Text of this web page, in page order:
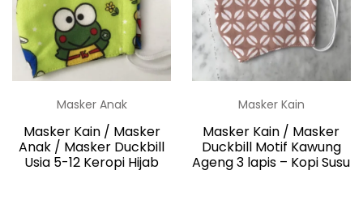
Masker Anak
Masker Kain / Masker
Anak / Masker Duckbill
Usia 5-12 Keropi Hijab
Masker Kain
Masker Kain / Masker
Duckbill Motif Kawung
Ageng 3 lapis – Kopi Susu